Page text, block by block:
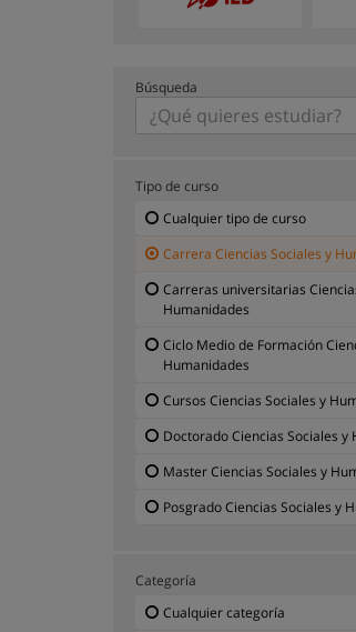
Búsqueda
Tipo de curso
Cualquier tipo de curso
Carrera Ciencias Sociales y
Carreras universitarias
Humanidades
Ciclo Medio de Formación
Humanidades
Cursos Ciencias Sociales y
Doctorado Ciencias Sociales y
Master Ciencias Sociales y
Posgrado Ciencias Sociales y
Categoría
Cualquier categoría